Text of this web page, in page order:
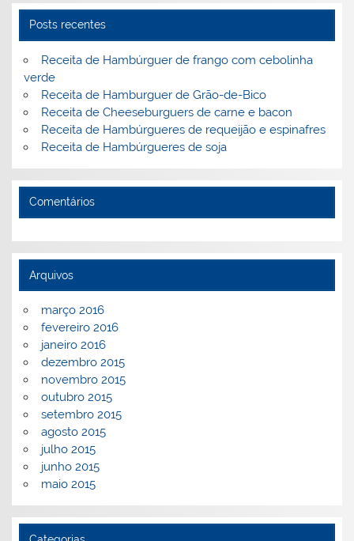
o
k
l
Posts recentes
Receita de Hambúrguer de frango com cebolinha
verde
Receita de Hamburguer de Grão-de-Bico
Receita de Cheeseburguers de carne e bacon
Receita de Hambúrgueres de requeijão e espinafres
Receita de Hambúrgueres de soja
Comentários
Arquivos
março 2016
fevereiro 2016
janeiro 2016
dezembro 2015
novembro 2015
outubro 2015
setembro 2015
agosto 2015
julho 2015
junho 2015
maio 2015